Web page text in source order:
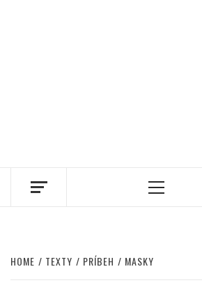
Primary
HOME TEXTY PRÍBEH MASKY